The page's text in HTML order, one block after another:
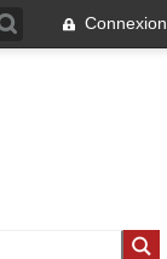
Connexion